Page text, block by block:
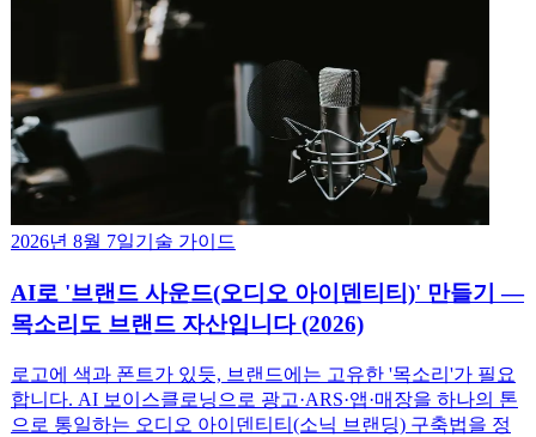
2026년 8월 7일기술 가이드
AI로 '브랜드 사운드(오디오 아이덴티티)' 만들기 —
목소리도 브랜드 자산입니다 (2026)
로고에 색과 폰트가 있듯, 브랜드에는 고유한 '목소리'가 필요
합니다. AI 보이스클로닝으로 광고·ARS·앱·매장을 하나의 톤
으로 통일하는 오디오 아이덴티티(소닉 브랜딩) 구축법을 정